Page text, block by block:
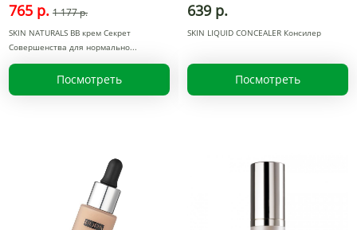
765 р. 1 177 р.
SKIN NATURALS BB крем Секрет
Совершенства для нормально
Посмотреть
639 р.
SKIN LIQUID CONCEALER Консилер
Посмотреть